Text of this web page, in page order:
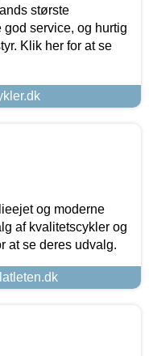
største
service, og hurtig
Klik her for at se
og moderne
af kvalitetscykler og
at se deres udvalg.